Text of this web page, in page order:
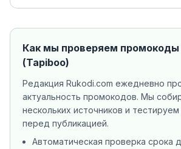
Как мы проверяем промокоды
(Tapiboo)
Редакция Rukodi.com ежедневно
актуальность промокодов. Мы
нескольких источников и
перед публикацией.
Автоматическая проверка срока